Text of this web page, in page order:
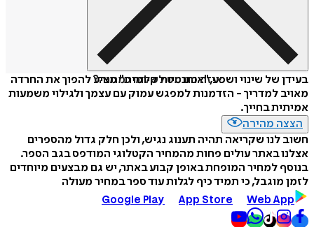
איזה פורמט לשלוח כמתנה?
בעידן של שינוי ושפע, "אותנטיות קיומית" מציע להפוך את החרדה
מאויב למדריך - הזדמנות למפגש עמוק עם עצמך ולגילוי משמעות
אמיתית בחייך.
הצצה מהירה
חשוב לנו שקריאה תהיה תענוג נגיש, ולכן חלק גדול מהספרים
אצלנו באתר עולים פחות מהמחיר הקטלוגי המודפס בגב הספר.
בנוסף למחיר המופחת באופן קבוע באתר, יש גם מבצעים מיוחדים
לזמן מוגבל, כי תמיד כיף לגלות עוד ספר במחיר מעולה
Google Play
App Store Web App